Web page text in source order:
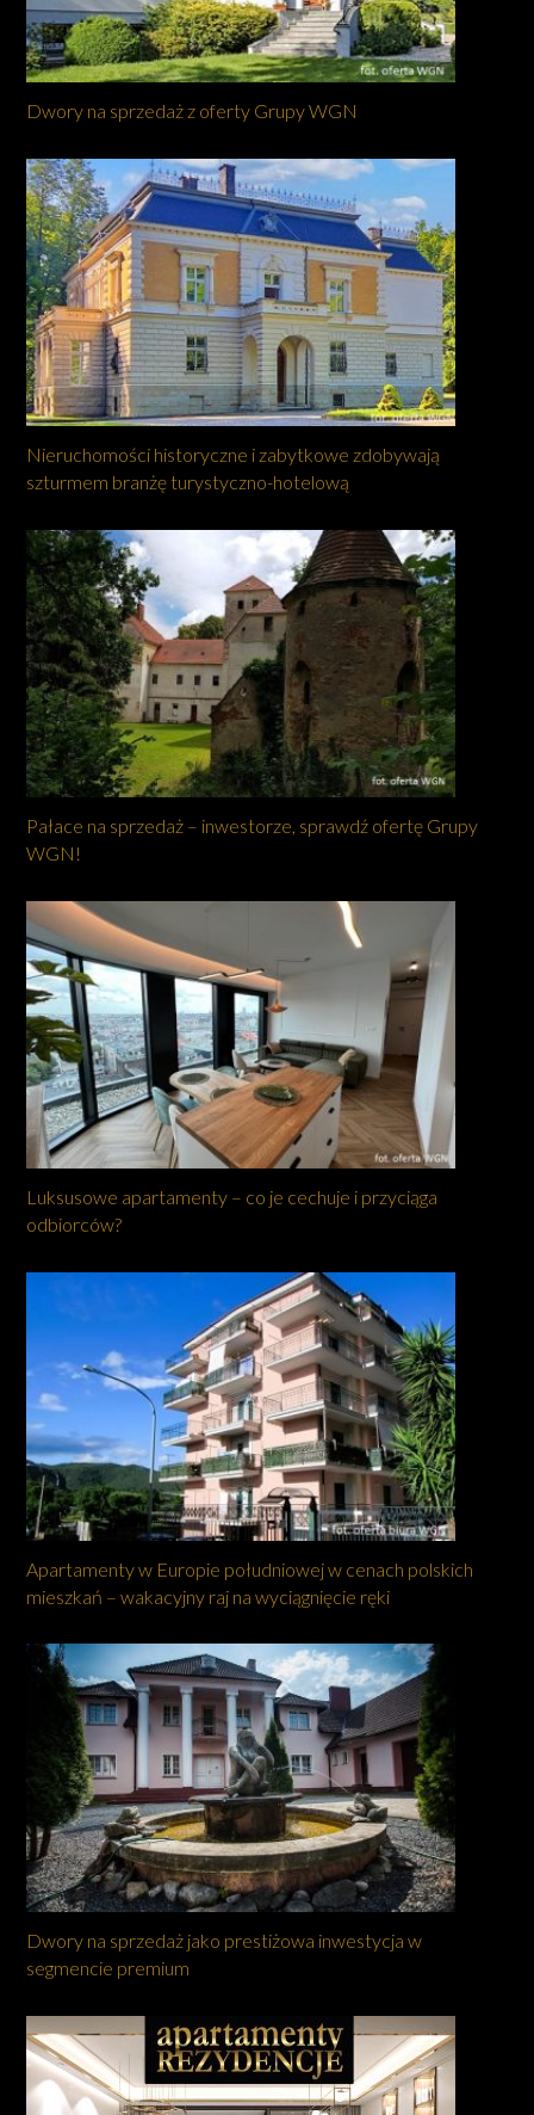
Dwory na sprzedaż z oferty Grupy WGN
Nieruchomości historyczne i zabytkowe zdobywają
szturmem branżę turystyczno-hotelową
Pałace na sprzedaż – inwestorze, sprawdź ofertę Grupy
WGN!
Luksusowe apartamenty – co je cechuje i przyciąga
odbiorców?
Apartamenty w Europie południowej w cenach polskich
mieszkań – wakacyjny raj na wyciągnięcie ręki
Dwory na sprzedaż jako prestiżowa inwestycja w
segmencie premium